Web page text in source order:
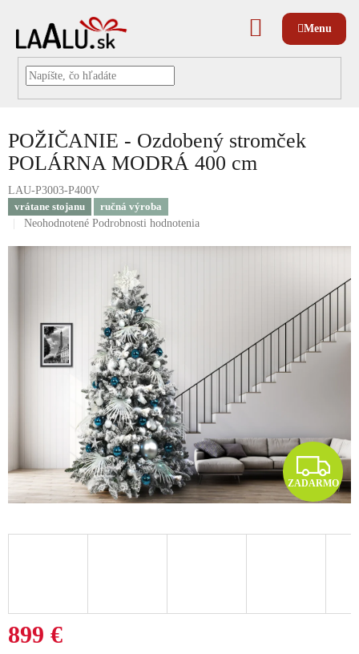
NÁKUPNÝ
KOŠÍK
POŽIČANIE - Ozdobený stromček
POLÁRNA MODRÁ 400 cm
LAU-P3003-P400V
vrátane stojanu
ručná výroba
Priemerné
hviezdičiek.
Neohodnotené Podrobnosti hodnotenia
Z
A
D
ZADARMO
899 €